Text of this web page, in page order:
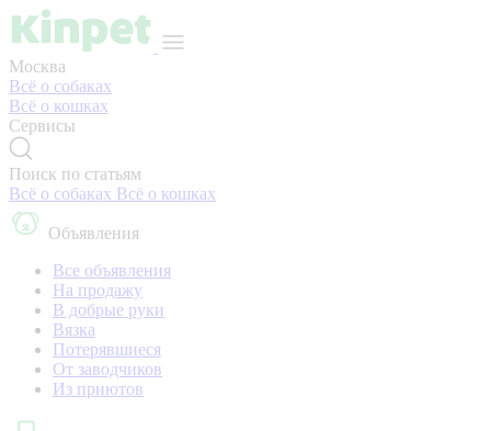
Москва
Всё о собаках
Всё о кошках
Сервисы
Поиск по статьям
Всё о собаках Всё о кошках
Объявления
Все объявления
На продажу
В добрые руки
Вязка
Потерявшиеся
От заводчиков
Из приютов